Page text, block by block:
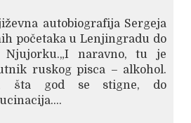
autobiografija Sergeja
početaka u Lenjingradu do
naravno, tu je
ruskog pisca – alkohol.
šta god se stigne, do